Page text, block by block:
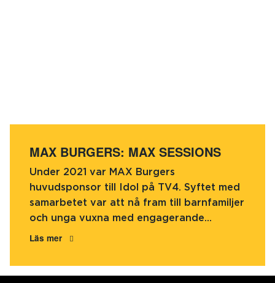
MAX BURGERS: MAX SESSIONS
Under 2021 var MAX Burgers
huvudsponsor till Idol på TV4. Syftet med
samarbetet var att nå fram till barnfamiljer
och unga vuxna med engagerande...
Läs mer